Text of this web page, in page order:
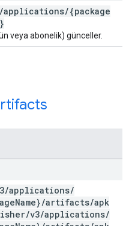
/applications/{package
veya abonelik) günceller.
/applications/
Name}/artifacts/apk
/v3/applications/